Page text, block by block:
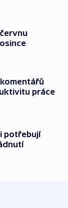
práce
potřebují